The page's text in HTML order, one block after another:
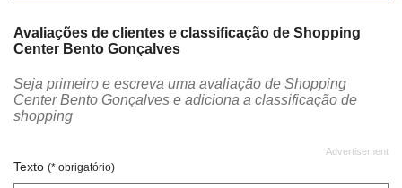
Lã Malhas Livraria APP
LOJA OI
Mc Donald's O Boticário
Pastel Mil
Scalco Sorvelândia
Avaliações de clientes e classificação de Shopping
Center Bento Gonçalves
Seja primeiro e escreva uma avaliação de Shopping
Center Bento Gonçalves e adiciona a classificação de
shopping
Texto (* obrigatório)